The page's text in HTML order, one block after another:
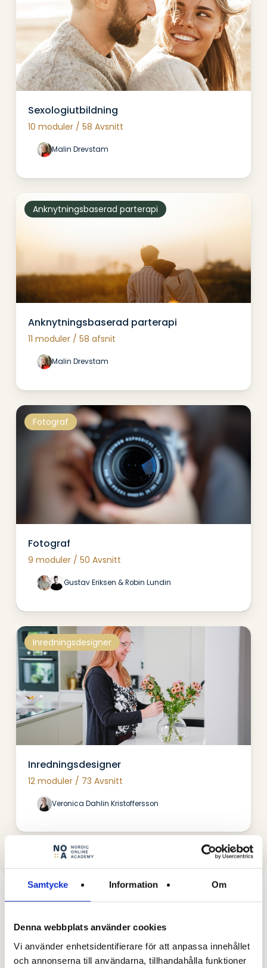
Samtycke Information Om
Denna webbplats använder cookies
Vi använder enhetsidentifierare för att anpassa innehållet
och annonserna till användarna, tillhandahålla funktioner
Sexologiutbildning
10 moduler / 58 Avsnitt
Malin Drevstam
Indredningsdesigner
Anknytningsbaserad parterapi
Anknytningsbaserad parterapi
11 moduler / 58 afsnit
Malin Drevstam
fotograf
Fotograf
Fotograf
9 moduler / 50 Avsnitt
Gustav Eriksen & Robin Lundin
grundlaeggende-
programmering/
Inredningsdesigner
Inredningsdesigner
12 moduler / 73 Avsnitt
Veronica Dahlin Kristoffersson
Nordic Online Academy?